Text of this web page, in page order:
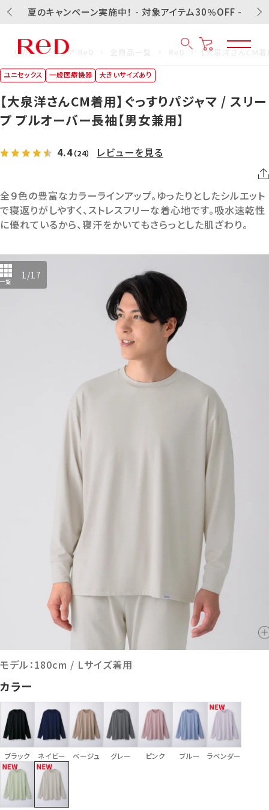
夏のキャンペーン実施中！ - 対象アイテム30％OFF -
リカバリーウェア ReD 【大泉洋さんCM
ユニセックス 一般医療機器 大きいサイズあり
【大泉洋さんCM着用】ぐっすりパジャマ / スリー
プ プルオーバー長袖【男女兼用】
4.4（24） レビューを見る
全９色の豊富なカラーラインアップ。ゆったりとしたシルエット
で寝返りがしやすく、ストレスフリーな着心地です。吸水速乾性
に優れているから、寝汗をかいてもさらっとした肌ざわり。
一覧
1/17
モデル：180cm / Lサイズ着用
カラー
ブラック ネイビー ベージュ グレー ピンク ブルー ラベンダー